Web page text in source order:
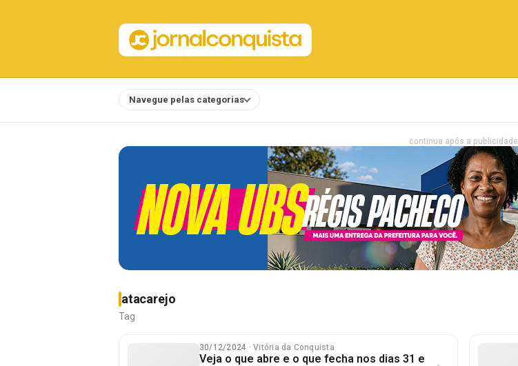
Navegue pelas categorias
continua após a publicidade
atacarejo
Tag
30/12/2024 · Vitória da Conquista
Veja o que abre e o que fecha nos dias 31 e